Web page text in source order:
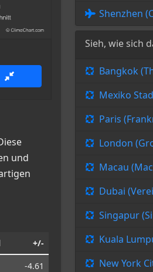
und
+/-
-4.61
Shenzhen
Sieh, wie sich
Bangkok
Mexiko
Paris
London
Macau
Dubai
Singapur
Kuala
New York